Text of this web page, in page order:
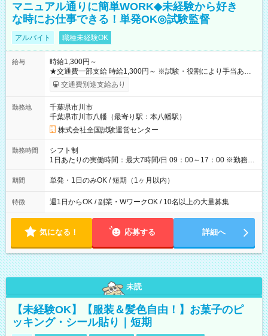
マニュアル通りに簡単WORK◆未経験から好き
な時にお仕事できる！単発OK◎試験監督
アルバイト 職種未経験OK
給与
時給1,300円～
★交通費一部支給 時給1,300円～ ※試験・役割により手当あり
※勤務回数により昇給あり 【即給（前払い）オプションあ
り！】 希望される場合、勤務から1週間ほどで給与の一部を受け
例】 ・河合塾模擬試験 8:30～17:30（休憩1時間） 時給1,300円
×8時間＝日収10,400円＋交通費 ※当日の役割により時給＋100
円の場合あり ・国家試験 7:00～13:30（休憩なし） 時給1,300
円（役割手当＋100円）×6時間＝日収8,400円＋交通費 【試用期
間】試用期間なし
交通費別途支給あり
勤務地
千葉県市川市
千葉県市川市八幡（最寄り駅：本八幡駅）
株式会社全国試験運営センター
勤務時間
シフト制
1日あたりの実働時間：最大7時間/日 09：00～17：00 ※勤務時
間は 試験により異なります。
期間 単発・1日のみOK / 短期（1ヶ月以内）
特徴 週1日からOK / 副業・WワークOK / 10名以上の大量募集
気になる！ 応募する 詳細へ
未読
【未経験OK】【服装＆髪色自由！】お菓子のピ
ッキング・シール貼り｜短期